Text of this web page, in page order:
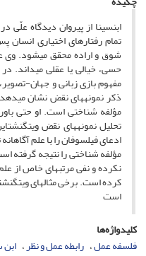
ابن­سینا از پیروان دیدگاه
تمام رفتارهای اختیاری
شوق و اراده محقق می­شود. وی
حسی، خیالی یا عقلی می­داند.
مفهوم بازی زبانی و جهان-
ذکر نمونه­های نقض نشان
مؤلفه شناختی است. او حتی
تحلیل نمونه­های نقض
ادعای فیلسوفان را با علم
مؤلفه شناختی را نتیجه گرفته
نکرده و نفی مرتبه­ای خاص از
کرده است. برخی مثال­های
است
کلیدواژه‌ها
فلسفه عمل رابطه عمل و نظر ابن